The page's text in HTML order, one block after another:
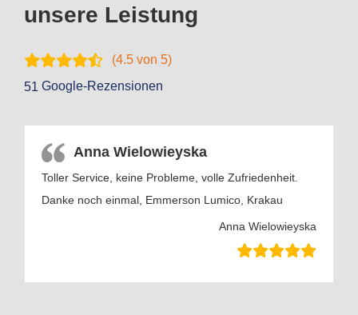
unsere Leistung
(4.5 von 5)
51 Google-Rezensionen
Anna Wielowieyska
Toller Service, keine Probleme, volle Zufriedenheit.
Danke noch einmal, Emmerson Lumico, Krakau
Anna Wielowieyska